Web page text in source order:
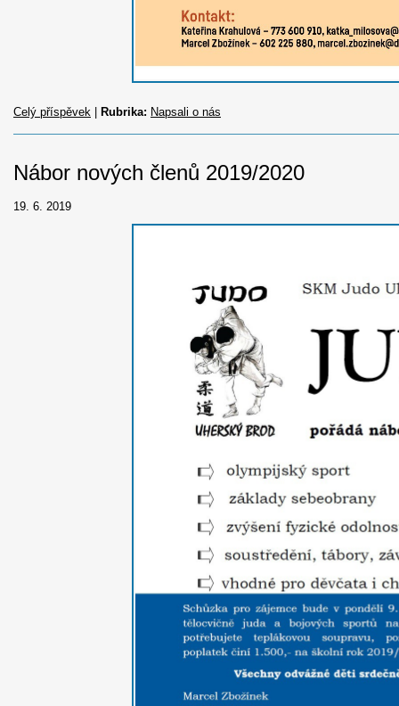
Celý příspěvek Rubrika: Napsali o nás
Nábor nových členů 2019/2020
19. 6. 2019